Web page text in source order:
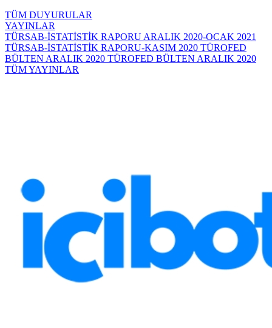
TÜM DUYURULAR
YAYINLAR
TÜRSAB-İSTATİSTİK RAPORU ARALIK 2020-OCAK 2021
TÜRSAB-İSTATİSTİK RAPORU-KASIM 2020 TÜROFED
BÜLTEN ARALIK 2020 TÜROFED BÜLTEN ARALIK 2020
TÜM YAYINLAR